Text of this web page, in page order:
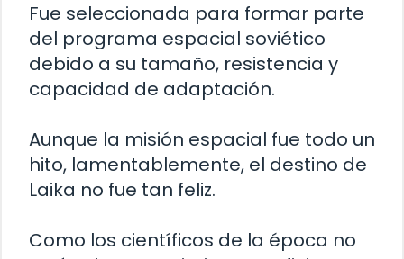
Fue seleccionada para formar parte
del programa espacial soviético
debido a su tamaño, resistencia y
capacidad de adaptación.
Aunque la misión espacial fue todo un
hito, lamentablemente, el destino de
Laika no fue tan feliz.
Como los científicos de la época no